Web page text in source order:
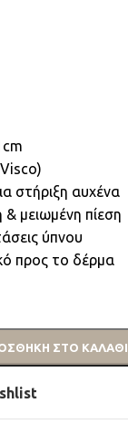
στήριξη αυχένα
μειωμένη πίεση
ύπνου
προς το δέρμα
ΣΤΟ ΚΑΛΆΘΙ